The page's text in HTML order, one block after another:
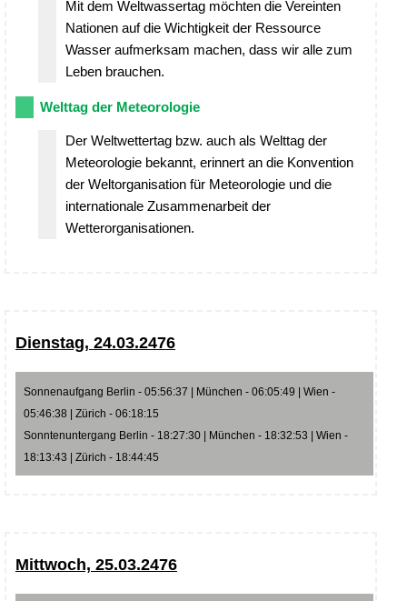
Mit dem Weltwassertag möchten die Vereinten
Nationen auf die Wichtigkeit der Ressource
Wasser aufmerksam machen, dass wir alle zum
Leben brauchen.
Welttag der Meteorologie
Der Weltwettertag bzw. auch als Welttag der
Meteorologie bekannt, erinnert an die Konvention
der Weltorganisation für Meteorologie und die
internationale Zusammenarbeit der
Wetterorganisationen.
Dienstag, 24.03.2476
Sonnenaufgang Berlin - 05:56:37 | München - 06:05:49 | Wien -
05:46:38 | Zürich - 06:18:15
Sonntenuntergang Berlin - 18:27:30 | München - 18:32:53 | Wien -
18:13:43 | Zürich - 18:44:45
Mittwoch, 25.03.2476